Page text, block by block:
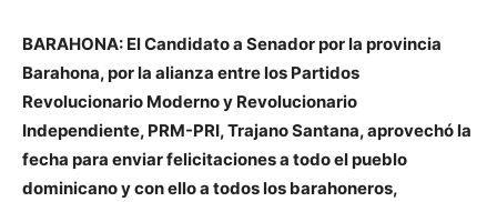
BARAHONA: El Candidato a Senador por la provincia
Barahona, por la alianza entre los Partidos
Revolucionario Moderno y Revolucionario
Independiente, PRM-PRI, Trajano Santana, aprovechó la
fecha para enviar felicitaciones a todo el pueblo
dominicano y con ello a todos los barahoneros,